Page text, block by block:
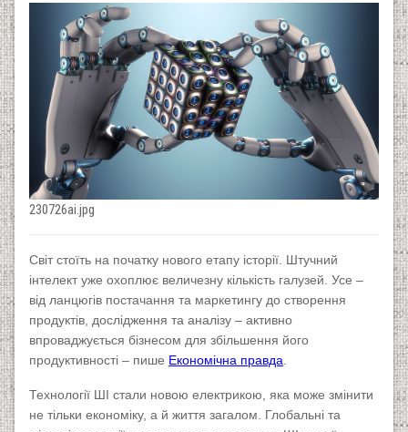
230726ai.jpg
Cвіт стоїть на початку нового етапу історії. Штучний
інтелект уже охоплює величезну кількість галузей. Усе –
від ланцюгів постачання та маркетингу до створення
продуктів, дослідження та аналізу – активно
впроваджується бізнесом для збільшення його
продуктивності – пише Економічна правда
Технології ШІ стали новою електрикою, яка може змінити
не тільки економіку, а й життя загалом. Глобальні та